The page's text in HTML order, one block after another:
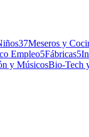
37Meseros y
Empleo5Fábricas5
y MúsicosBio-Tech